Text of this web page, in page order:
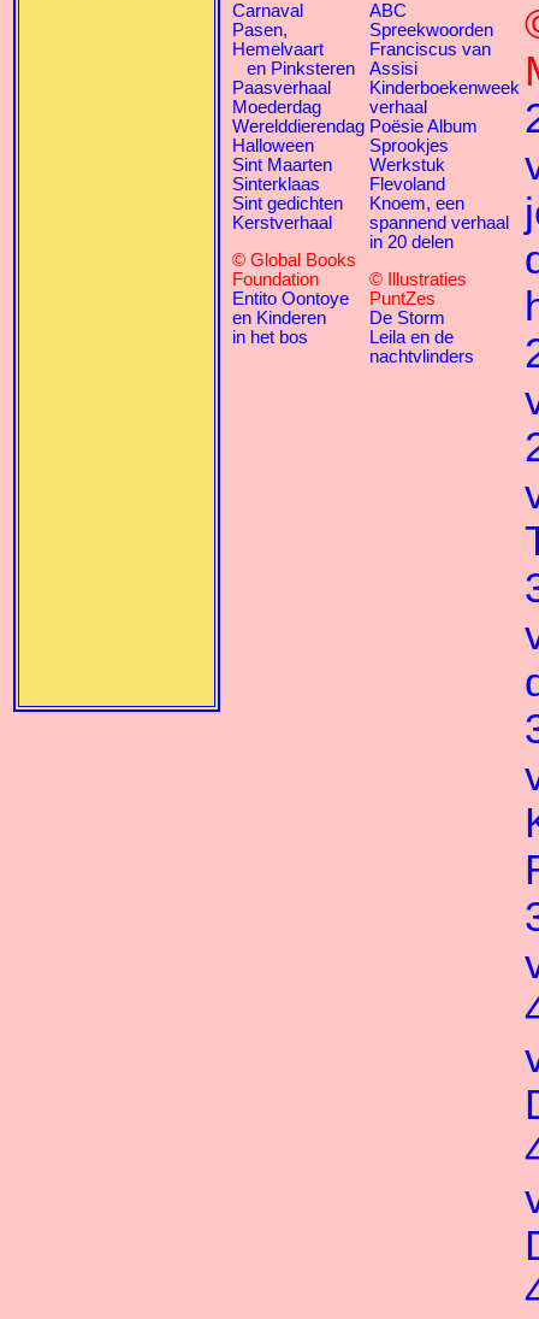
Carnaval
Pasen,
Hemelvaart
en Pinksteren
Paasverhaal
Moederdag
Werelddierendag
Halloween
Sint Maarten
Sinterklaas
Sint gedichten
Kerstverhaal
© Global Books
Foundation
Entito Oontoye
en Kinderen
in het bos
ABC
Spreekwoorden
Franciscus van
Assisi
Kinderboekenweek
verhaal
Poësie Album
Sprookjes
Werkstuk
Flevoland
Knoem, een
spannend verhaal
in 20 delen
© Illustraties
PuntZes
De Storm
Leila en de
nachtvlinders